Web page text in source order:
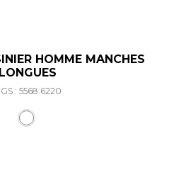
HOMME MANCHES
LONGUES
: 5568.6220